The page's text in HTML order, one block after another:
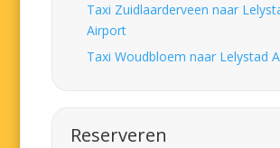
Taxi Zuidlaarderveen naar
Airport
Taxi Woudbloem naar Lelystad
Reserveren